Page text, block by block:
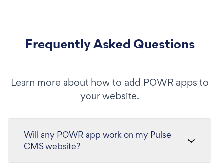
Frequently Asked Questions
Learn more about how to add POWR apps to
your website.
Will any POWR app work on my Pulse
CMS website?